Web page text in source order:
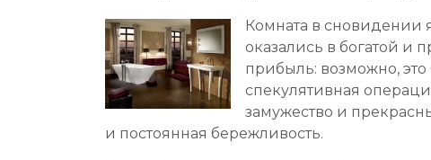
Комната в сновидении
оказались в богатой и
прибыль: возможно, это
спекулятивная
замужество и
и постоянная бережливость.